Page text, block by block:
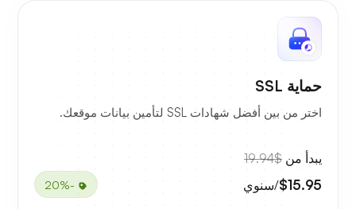
حماية SSL
اختر من بين أفضل شهادات SSL لتأمين بيانات موقعك.
يبدأ من $19.94
$15.95/سنوي -20%